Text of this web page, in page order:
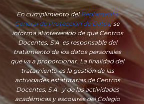
En cumplimiento delReglamento
General de Protección de Datos, se
informa al interesado de que Centros
Docentes, S.A. es responsable del
tratamiento de los datos personales
que va a proporcionar. La finalidad del
tratamiento es la gestión de las
actividades estatutarias de Centros
Docentes, S.A. y de las actividades
académicas y escolares del Colegio